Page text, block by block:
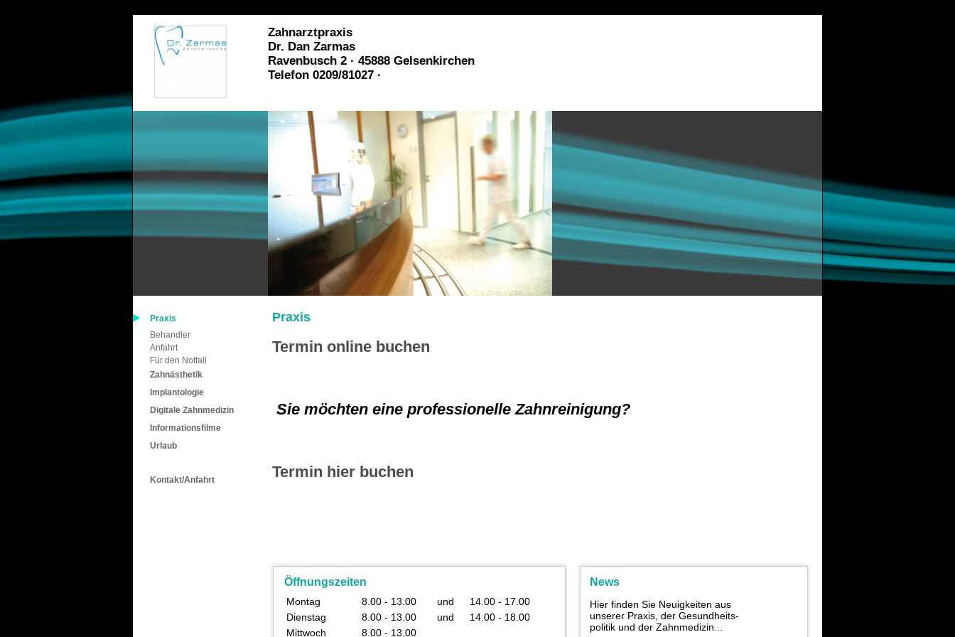
Zahnarztpraxis
Dr. Dan Zarmas
Ravenbusch 2 · 45888 Gelsenkirchen
Telefon 0209/81027 ·
Praxis
Behandler
Anfahrt
Für den Notfall
Zahnästhetik
Implantologie
Digitale Zahnmedizin
Informationsfilme
Urlaub
Kontakt/Anfahrt
Praxis
Termin online buchen
Sie möchten eine professionelle Zahnreinigung?
Termin hier buchen
Öffnungszeiten
Montag 8.00 - 13.00 und
14.00 - 17.00
Dienstag
8.00 - 13.00 und
14.00 - 18.00
Mittwoch
8.00 - 13.00
News
Hier finden Sie Neuigkeiten aus
unserer Praxis, der Gesundheits-
politik und der Zahnmedizin...